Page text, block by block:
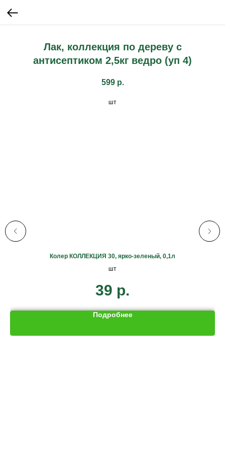
Лак, коллекция по дереву с
антисептиком 2,5кг ведро (уп 4)
599 р.
шт
Колер КОЛЛЕКЦИЯ 30, ярко-зеленый, 0,1л
шт
39 р.
Подробнее